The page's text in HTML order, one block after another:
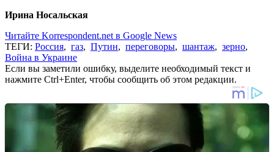
Ирина Носальская
Читайте Korrespondent.net в Google News
ТЕГИ: Россия, газ, Путин, переговоры, шантаж, зерно,
Война в Украине
Если вы заметили ошибку, выделите необходимый текст и
нажмите Ctrl+Enter, чтобы сообщить об этом редакции.